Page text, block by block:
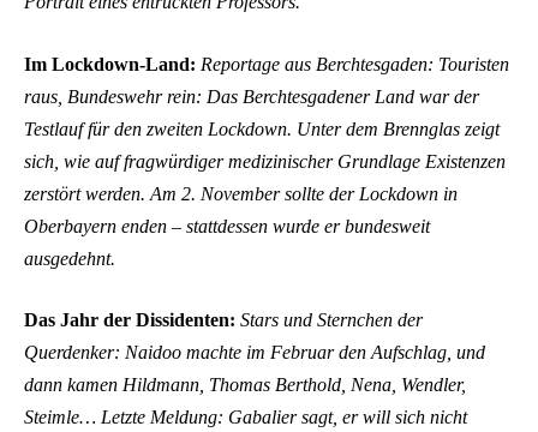
Im Lockdown-Land: Reportage aus Berchtesgaden: Touristen
raus, Bundeswehr rein: Das Berchtesgadener Land war der
Testlauf für den zweiten Lockdown. Unter dem Brennglas zeigt
sich, wie auf fragwürdiger medizinischer Grundlage Existenzen
zerstört werden. Am 2. November sollte der Lockdown in
Oberbayern enden – stattdessen wurde er bundesweit
ausgedehnt.
Das Jahr der Dissidenten: Stars und Sternchen der
Querdenker: Naidoo machte im Februar den Aufschlag, und
dann kamen Hildmann, Thomas Berthold, Nena, Wendler,
Steimle… Letzte Meldung: Gabalier sagt, er will sich nicht